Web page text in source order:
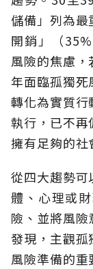
儲備」列為
開銷」（
風險的焦慮
年面臨孤獨
轉化為實質
執行，已不再
擁有足夠的社
從四大趨勢可
體、心理或
險、並將風
發現，主觀
風險準備的重